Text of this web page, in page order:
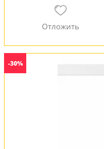
-30%